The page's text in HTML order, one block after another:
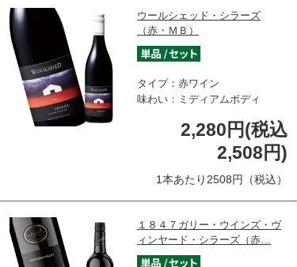
ウールシェッド・シラーズ
（赤・ＭＢ）
タイプ：赤ワイン
味わい：ミディアムボディ
2,280円(税込
2,508円)
1本あたり2508円（税込）
１８４７ガリー・ウインズ・ヴ
ィンヤード・シラーズ（赤…